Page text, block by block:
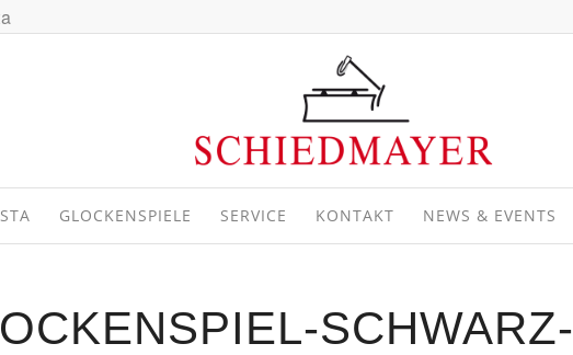
GLOCKENSPIELE SERVICE KONTAKT NEWS & EVENTS
SCHWARZ-